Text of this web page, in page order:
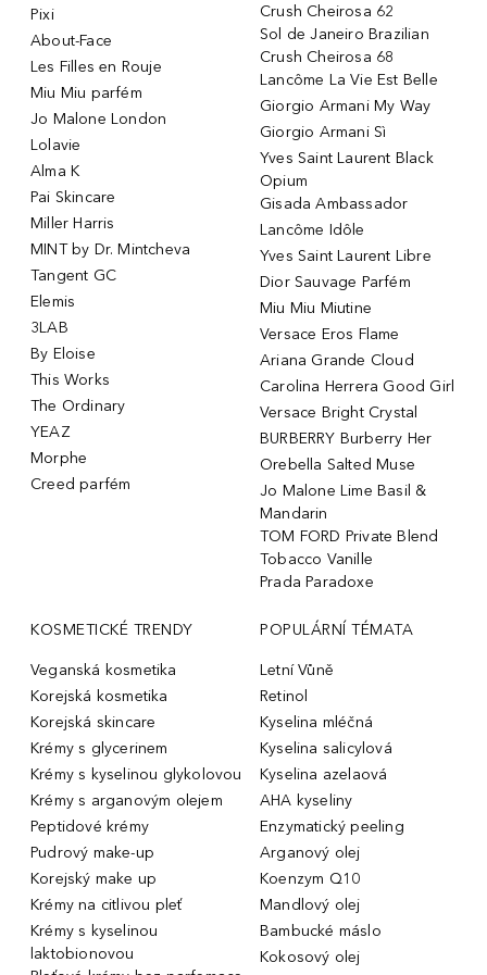
Pixi
About-Face
Les Filles en Rouje
Miu Miu parfém
Jo Malone London
Lolavie
Alma K
Pai Skincare
Miller Harris
MINT by Dr. Mintcheva
Tangent GC
Elemis
3LAB
By Eloise
This Works
The Ordinary
YEAZ
Morphe
Creed parfém
Crush Cheirosa 62
Sol de Janeiro Brazilian
Crush Cheirosa 68
Lancôme La Vie Est Belle
Giorgio Armani My Way
Giorgio Armani Sì
Yves Saint Laurent Black
Opium
Gisada Ambassador
Lancôme Idôle
Yves Saint Laurent Libre
Dior Sauvage Parfém
Miu Miu Miutine
Versace Eros Flame
Ariana Grande Cloud
Carolina Herrera Good Girl
Versace Bright Crystal
BURBERRY Burberry Her
Orebella Salted Muse
Jo Malone Lime Basil &
Mandarin
TOM FORD Private Blend
Tobacco Vanille
Prada Paradoxe
KOSMETICKÉ TRENDY
Veganská kosmetika
Korejská kosmetika
Korejská skincare
Krémy s glycerinem
Krémy s kyselinou glykolovou
Krémy s arganovým olejem
Peptidové krémy
Pudrový make-up
Korejský make up
Krémy na citlivou pleť
Krémy s kyselinou
laktobionovou
POPULÁRNÍ TÉMATA
Letní Vůně
Retinol
Kyselina mléčná
Kyselina salicylová
Kyselina azelaová
AHA kyseliny
Enzymatický peeling
Arganový olej
Koenzym Q10
Mandlový olej
Bambucké máslo
Kokosový olej